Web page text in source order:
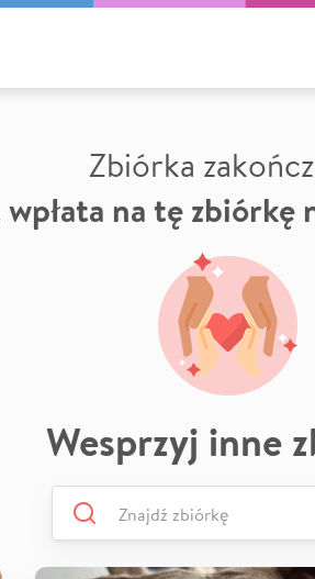
Zbiórka
na tę zbiórkę
Wesprzyj inne